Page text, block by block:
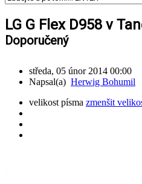
LG G Flex D958 v
Doporučený
středa, 05 únor 2014 00:00
Napsal(a) Herwig Bohumil
velikost písma zmenšit